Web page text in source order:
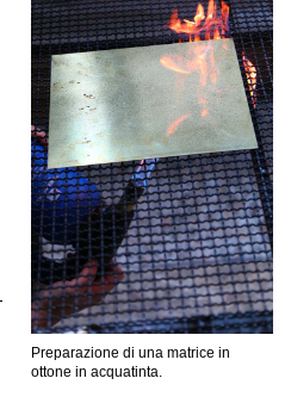
Preparazione di una matrice in
ottone in acquatinta.